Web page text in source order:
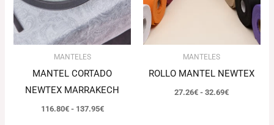
MANTELES
MANTEL CORTADO
NEWTEX MARRAKECH
116.80€ - 137.95€
MANTELES
ROLLO MANTEL NEWTEX
27.26€ - 32.69€